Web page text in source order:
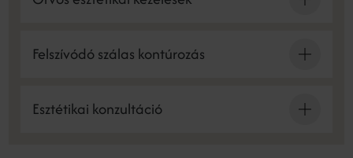
Felszívódó szálas kontúrozás
Esztétikai konzultáció